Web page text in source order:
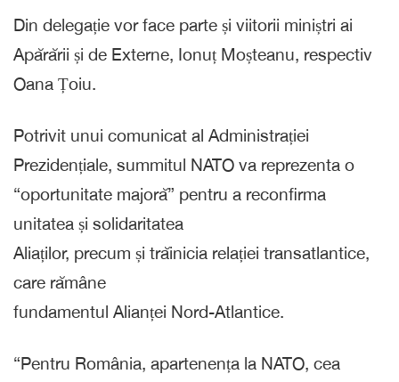
Din delegație vor face parte și viitorii miniștri ai
Apărării și de Externe, Ionuț Moșteanu, respectiv
Oana Țoiu.
Potrivit unui comunicat al Administrației
Prezidențiale, summitul NATO va reprezenta o
“oportunitate majoră” pentru a reconfirma
unitatea și solidaritatea
Aliaților, precum și trăinicia relației transatlantice,
care rămâne
fundamentul Alianței Nord-Atlantice.
“Pentru România, apartenența la NATO, cea